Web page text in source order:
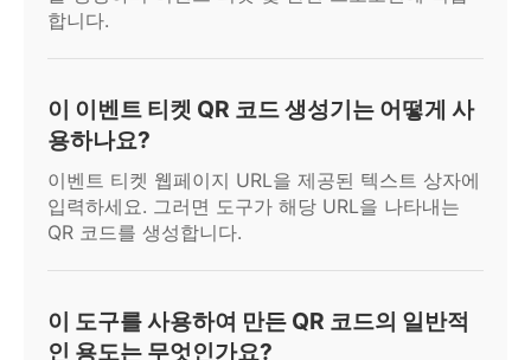
합니다.
이 이벤트 티켓 QR 코드 생성기는 어떻게 사
용하나요?
이벤트 티켓 웹페이지 URL을 제공된 텍스트 상자에
입력하세요. 그러면 도구가 해당 URL을 나타내는
QR 코드를 생성합니다.
이 도구를 사용하여 만든 QR 코드의 일반적
인 용도는 무엇인가요?